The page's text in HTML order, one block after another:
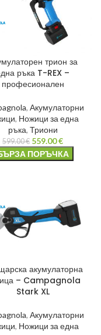
трион за
ръка T-REX –
професионален
, Акумулаторни
, Ножици за една
ръка, Триони
599.00€ 559.00€
ПОРЪЧКА
акумулаторна
– Campagnola
Stark XL
, Акумулаторни
, Ножици за една